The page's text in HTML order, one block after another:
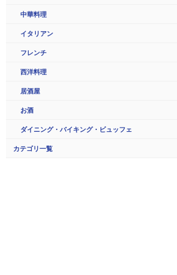
中華料理
イタリアン
フレンチ
西洋料理
居酒屋
お酒
ダイニング・バイキング・ビュッフェ
カテゴリ一覧